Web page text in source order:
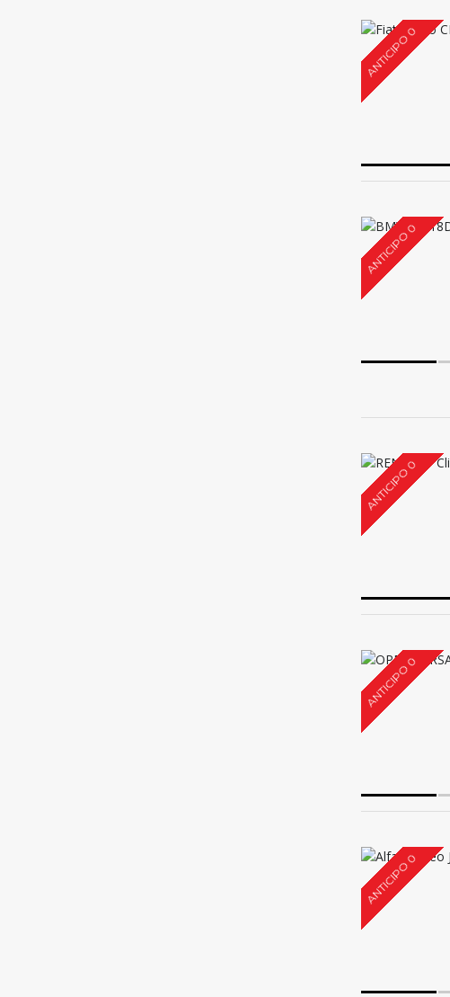
ANTICIPO 0
ANTICIPO 0
ANTICIPO 0
ANTICIPO 0
ANTICIPO 0